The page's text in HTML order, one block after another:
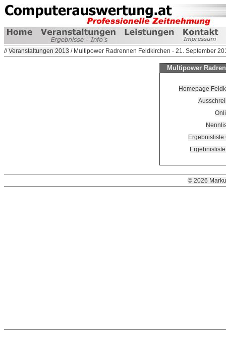
//Veranstaltungen 2013 / Multipower Radrennen Feldkirchen - 21. September
Multipower
Homepage
Ergebnisliste
© 2026